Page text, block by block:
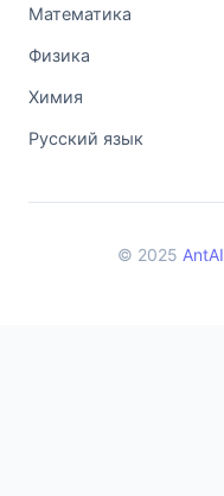
Математика
Физика
Химия
Русский язык
© 2025 AntAI